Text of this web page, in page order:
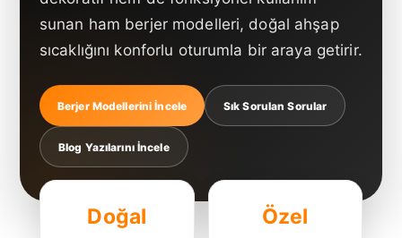
sunan ham berjer modelleri, doğal ahşap
sıcaklığını konforlu oturumla bir araya getirir.
Berjer Modellerini İncele Sık Sorulan Sorular
Blog Yazılarını İncele
Doğal Özel